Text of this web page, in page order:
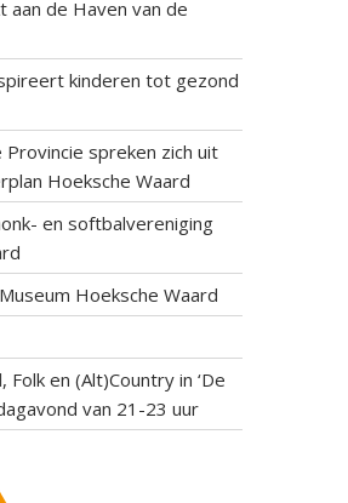
aan de Haven van de
kinderen tot gezond
spreken zich uit
Hoeksche Waard
en softbalvereniging
Hoeksche Waard
Folk en (Alt)Country in ‘De
van 21-23 uur